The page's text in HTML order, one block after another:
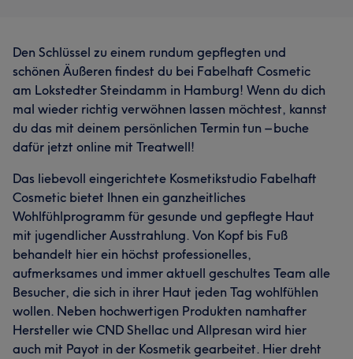
Den Schlüssel zu einem rundum gepflegten und
schönen Äußeren findest du bei Fabelhaft Cosmetic
am Lokstedter Steindamm in Hamburg! Wenn du dich
mal wieder richtig verwöhnen lassen möchtest, kannst
du das mit deinem persönlichen Termin tun – buche
dafür jetzt online mit Treatwell!
Das liebevoll eingerichtete Kosmetikstudio Fabelhaft
Cosmetic bietet Ihnen ein ganzheitliches
Wohlfühlprogramm für gesunde und gepflegte Haut
mit jugendlicher Ausstrahlung. Von Kopf bis Fuß
behandelt hier ein höchst professionelles,
aufmerksames und immer aktuell geschultes Team alle
Besucher, die sich in ihrer Haut jeden Tag wohlfühlen
wollen. Neben hochwertigen Produkten namhafter
Hersteller wie CND Shellac und Allpresan wird hier
auch mit Payot in der Kosmetik gearbeitet. Hier dreht